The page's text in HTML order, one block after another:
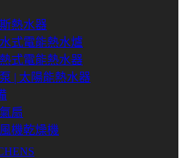
熱水器
式電能熱水爐
式電能熱水器
| 太陽能熱水器
扇
機乾燥機